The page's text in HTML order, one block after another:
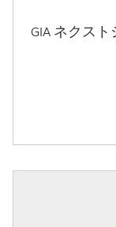
GIA ネクス